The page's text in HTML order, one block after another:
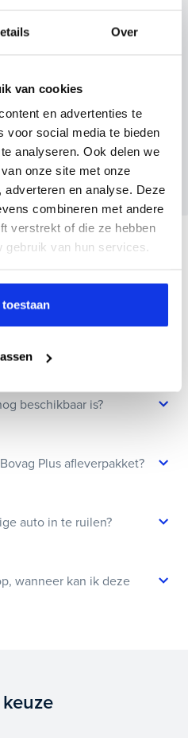
Over
van cookies
en advertenties te
voor social media te bieden
analyseren. Ook delen we
onze site met onze
en analyse. Deze
combineren met andere
verstrekt of die ze hebben
gebruik van hun services.
ontvang je op
binnen enkele uren
maken?
beschikbaar is?
Plus afleverpakket?
auto in te ruilen?
wanneer kan ik deze